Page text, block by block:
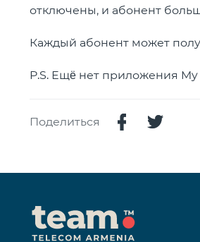
отключены, и абонент
Каждый абонент может
P.S. Ещё нет приложения My
Поделиться